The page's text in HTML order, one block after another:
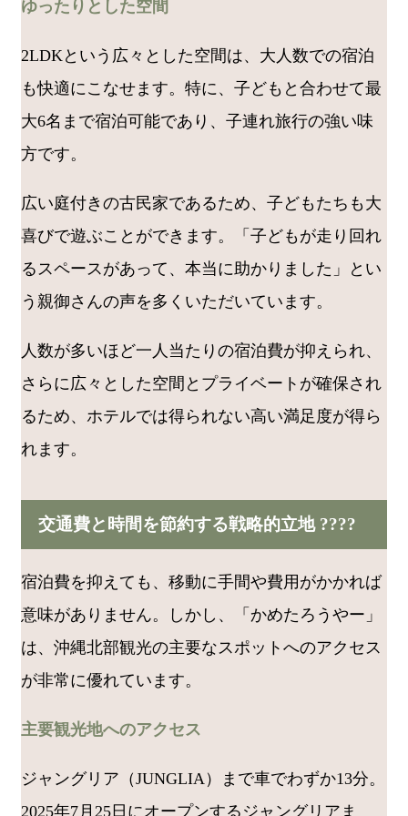
ゆったりとした空間
2LDKという広々とした空間は、大人数での宿泊
も快適にこなせます。特に、子どもと合わせて最
大6名まで宿泊可能であり、子連れ旅行の強い味
方です。
広い庭付きの古民家であるため、子どもたちも大
喜びで遊ぶことができます。「子どもが走り回れ
るスペースがあって、本当に助かりました」とい
う親御さんの声を多くいただいています。
人数が多いほど一人当たりの宿泊費が抑えられ、
さらに広々とした空間とプライベートが確保され
るため、ホテルでは得られない高い満足度が得ら
れます。
交通費と時間を節約する戦略的立地 ????
宿泊費を抑えても、移動に手間や費用がかかれば
意味がありません。しかし、「かめたろうやー」
は、沖縄北部観光の主要なスポットへのアクセス
が非常に優れています。
主要観光地へのアクセス
ジャングリア（JUNGLIA）まで車でわずか13分。
2025年7月25日にオープンするジャングリアま